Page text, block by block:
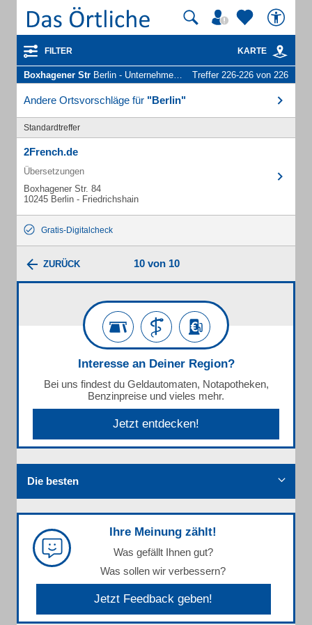
FILTER KARTE
Boxhagener Str Berlin - Unternehmen und Personen Treffer 226-226 von 226
Andere Ortsvorschläge für "Berlin"
Standardtreffer
2French.de
Übersetzungen
Boxhagener Str. 84
10245 Berlin - Friedrichshain
Gratis-Digitalcheck
ZURÜCK 10 von 10
Interesse an Deiner Region?
Bei uns findest du Geldautomaten, Notapotheken,
Benzinpreise und vieles mehr.
Jetzt entdecken!
Die besten
Ihre Meinung zählt!
Was gefällt Ihnen gut?
Was sollen wir verbessern?
Jetzt Feedback geben!